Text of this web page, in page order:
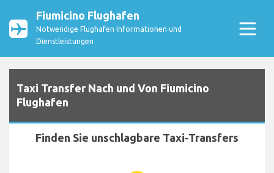
Fiumicino Flughafen
Notwendige Flughafen Informationen und
Dienstleistungen
Taxi Transfer Nach und Von Fiumicino
Flughafen
Finden Sie unschlagbare Taxi-Transfers